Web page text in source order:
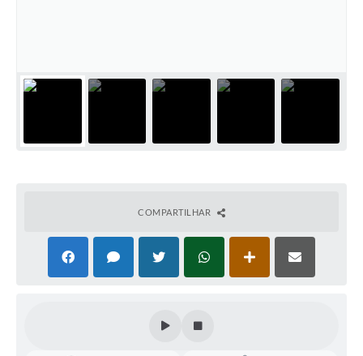
COMPARTILHAR